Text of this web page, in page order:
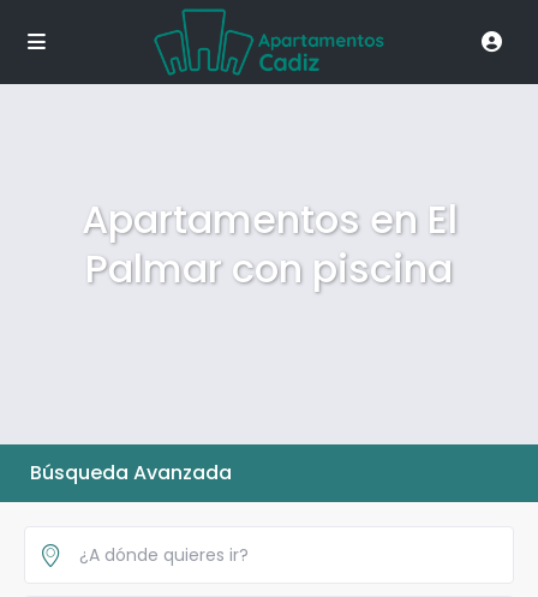
Apartamentos en El
Palmar con piscina
Búsqueda Avanzada